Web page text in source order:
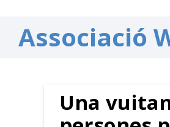
Associació
Una